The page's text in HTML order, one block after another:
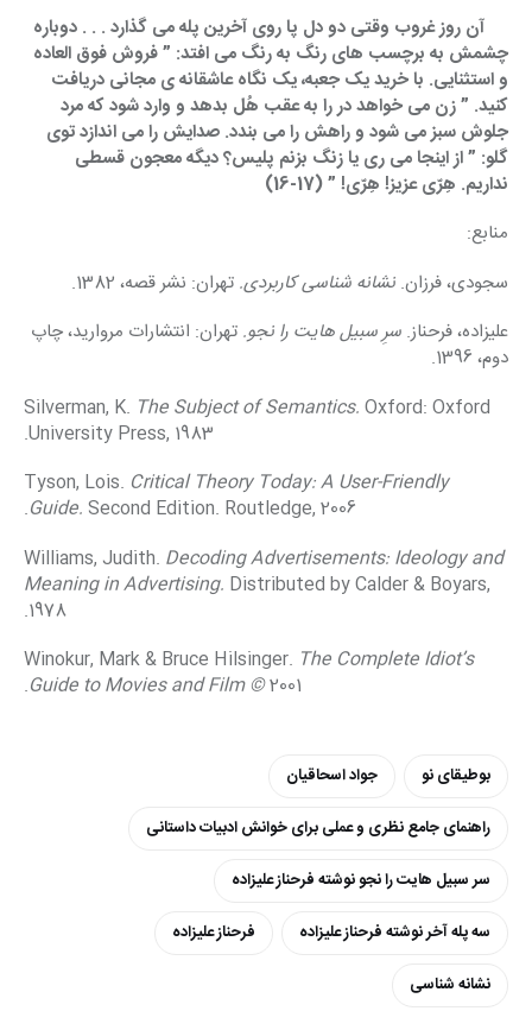
آن روز غروب وقتی دو دل پا روی آخرین پله می گذارد . . . دوباره
چشمش به برچسب های رنگ به رنگ می افتد: ” فروش فوق العاده
و استثنایی. با خرید یک جعبه، یک نگاه عاشقانه ی مجانی دریافت
کنید. ” زن می خواهد در را به عقب هُل بدهد و وارد شود که مرد
جلوش سبز می شود و راهش را می بندد. صدایش را می اندازد توی
گلو: ” از اینجا می ری یا زنگ بزنم پلیس؟ دیگه معجون قسطی
نداریم. هِرّی عزیز! هِرّی! ” (17-16)
منابع:
سجودی، فرزان. نشانه شناسی کاربردی. تهران: نشر قصه، 1382.
علیزاده، فرحناز. سرِ سبیل هایت را نجو. تهران: انتشارات مروارید، چاپ
دوم، 1396.
Silverman, K. The Subject of Semantics. Oxford: Oxford
University Press, 1983.
Tyson, Lois. Critical Theory Today: A User-Friendly
Guide. Second Edition. Routledge, 2006.
Williams, Judith. Decoding Advertisements: Ideology and
Meaning in Advertising. Distributed by Calder & Boyars,
1978.
Winokur, Mark & Bruce Hilsinger. The Complete Idiot’s
Guide to Movies and Film © 2001.
بوطیقای نو
جواد اسحاقیان
راهنمای جامع نظری و عملی برای خوانش ادبیات داستانی
سر سبیل هایت را نجو نوشته فرحناز علیزاده
سه پله آخر نوشته فرحناز علیزاده
فرحناز علیزاده
نشانه شناسی